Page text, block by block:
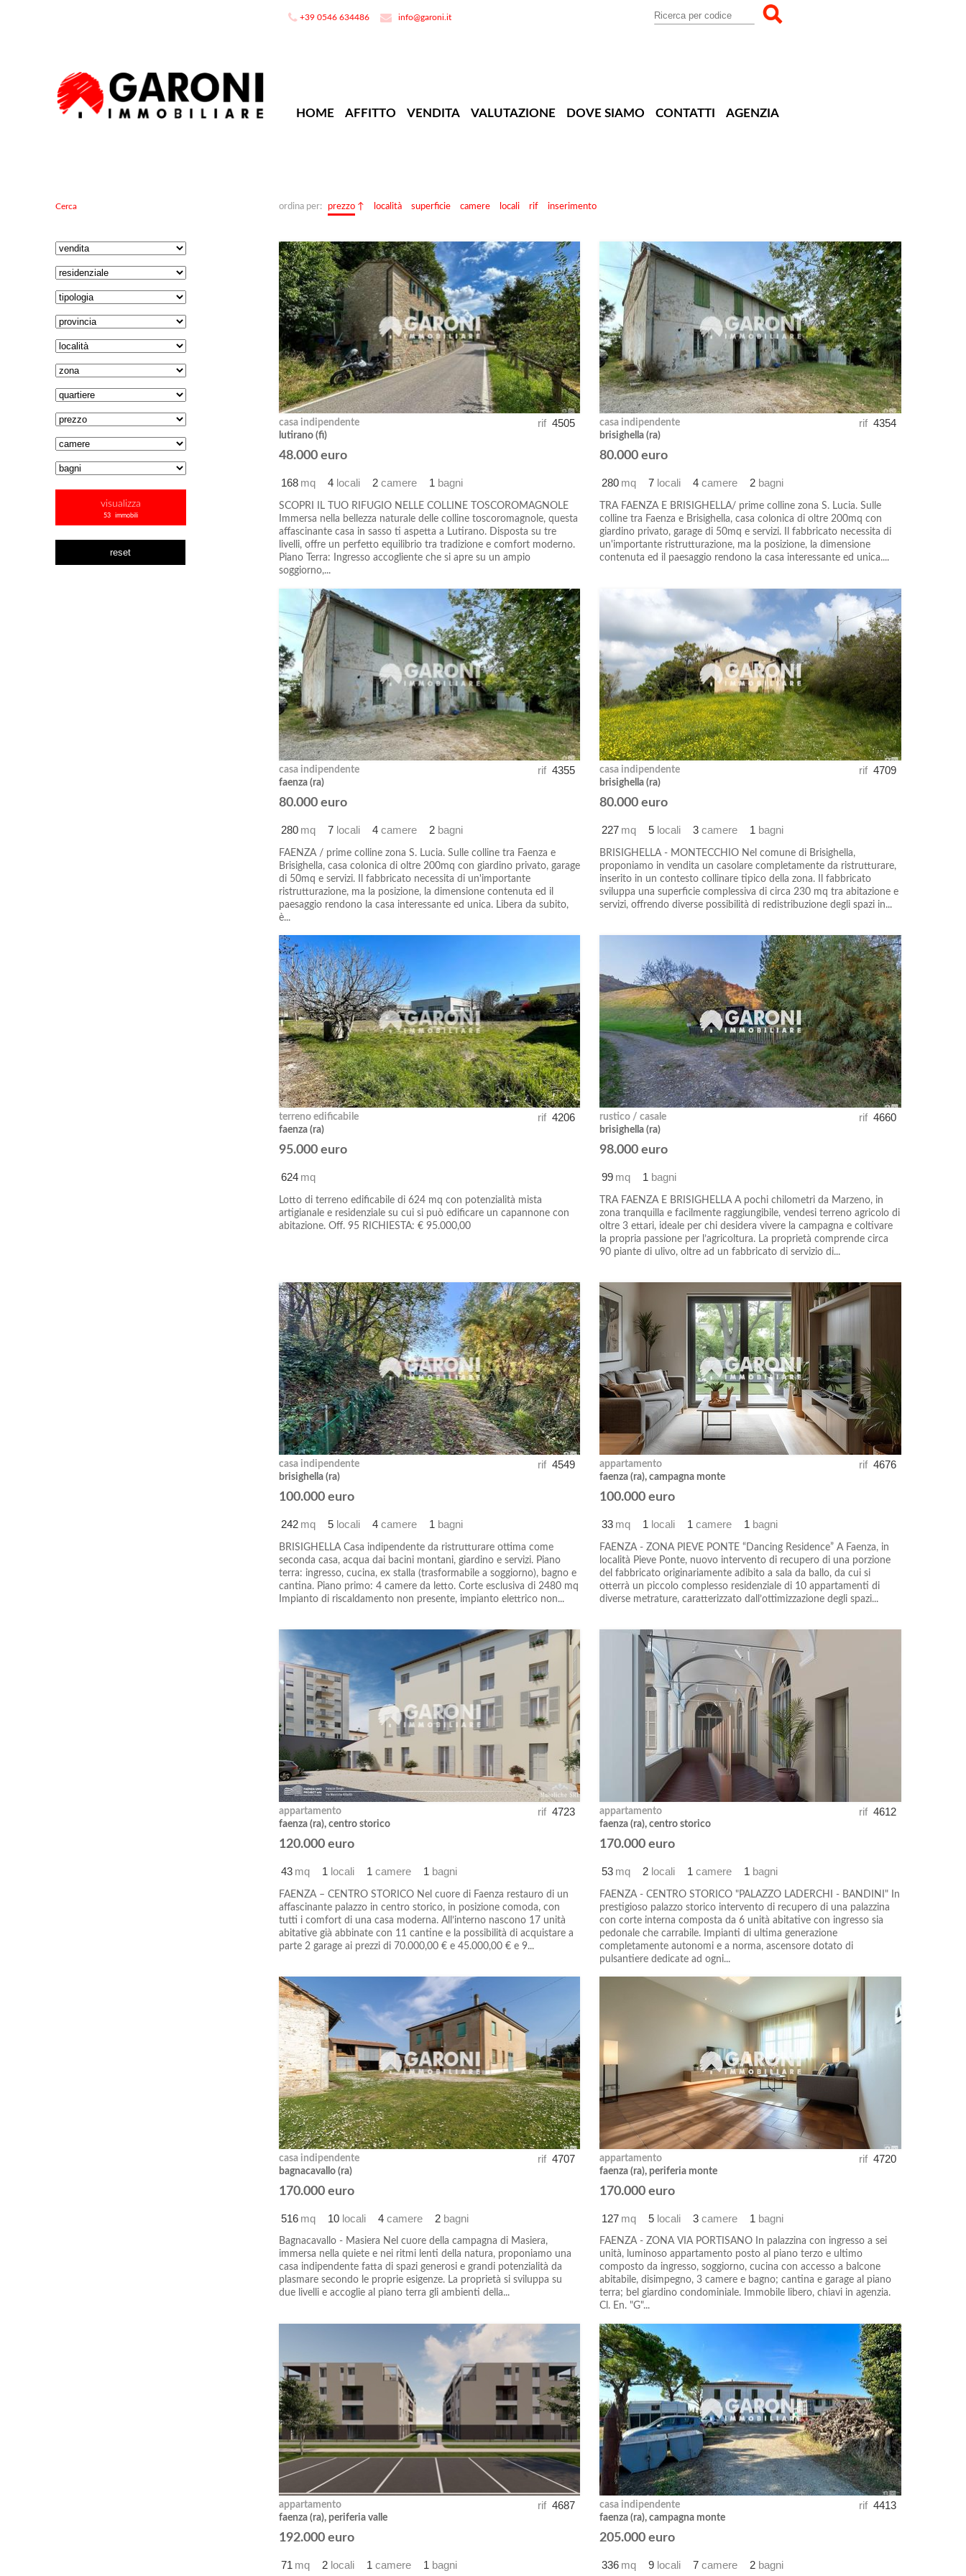
+39 0546 634486 info@garoni.it
HOME AFFITTO VENDITA VALUTAZIONE DOVE SIAMO CONTATTI AGENZIA
Cerca ordina per prezzo località superficie camere locali rif inserimento
visualizza
53 immobili
reset
casa indipendente rif 4505
lutirano (fi)
48.000 euro
168 mq 4 locali 2 camere 1 bagni
SCOPRI IL TUO RIFUGIO NELLE COLLINE TOSCOROMAGNOLE
Immersa nella bellezza naturale delle colline toscoromagnole, questa
affascinante casa in sasso ti aspetta a Lutirano. Disposta su tre
livelli, offre un perfetto equilibrio tra tradizione e comfort moderno.
Piano Terra: Ingresso accogliente che si apre su un ampio
soggiorno,...
casa indipendente rif 4354
brisighella (ra)
80.000 euro
280 mq 7 locali 4camere 2 bagni
TRA FAENZA E BRISIGHELLA/ prime colline zona S. Lucia. Sulle
colline tra Faenza e Brisighella, casa colonica di oltre 200mq con
giardino privato, garage di 50mq e servizi. Il fabbricato necessita di
un'importante ristrutturazione, ma la posizione, la dimensione
contenuta ed il paesaggio rendono la casa interessante ed unica....
casa indipendente rif 4355
faenza (ra)
80.000 euro
280 mq 7 locali 4 camere 2 bagni
FAENZA / prime colline zona S. Lucia. Sulle colline tra Faenza e
Brisighella, casa colonica di oltre 200mq con giardino privato, garage
di 50mq e servizi. Il fabbricato necessita di un'importante
ristrutturazione, ma la posizione, la dimensione contenuta ed il
paesaggio rendono la casa interessante ed unica. Libera da subito,
è...
casa indipendente rif 4709
brisighella (ra)
80.000 euro
227 mq 5 locali 3camere 1 bagni
BRISIGHELLA - MONTECCHIO Nel comune di Brisighella,
proponiamo in vendita un casolare completamente da ristrutturare,
inserito in un contesto collinare tipico della zona. Il fabbricato
sviluppa una superficie complessiva di circa 230 mq tra abitazione e
servizi, offrendo diverse possibilità di redistribuzione degli spazi in...
terreno edificabile rif 4206
faenza (ra)
95.000 euro
624 mq
Lotto di terreno edificabile di 624 mq con potenzialità mista
artigianale e residenziale su cui si può edificare un capannone con
abitazione. Off. 95 RICHIESTA: € 95.000,00
rustico / casale rif 4660
brisighella (ra)
98.000 euro
99 mq 1 bagni
TRA FAENZA E BRISIGHELLA A pochi chilometri da Marzeno, in
zona tranquilla e facilmente raggiungibile, vendesi terreno agricolo di
oltre 3 ettari, ideale per chi desidera vivere la campagna e coltivare
la propria passione per l’agricoltura. La proprietà comprende circa
90 piante di ulivo, oltre ad un fabbricato di servizio di...
casa indipendente rif 4549
brisighella (ra)
100.000 euro
242 mq 5 locali 4 camere 1 bagni
BRISIGHELLA Casa indipendente da ristrutturare ottima come
seconda casa, acqua dai bacini montani, giardino e servizi. Piano
terra: ingresso, cucina, ex stalla (trasformabile a soggiorno), bagno e
cantina. Piano primo: 4 camere da letto. Corte esclusiva di 2480 mq
Impianto di riscaldamento non presente, impianto elettrico non...
appartamento rif 4676
faenza (ra), campagna monte
100.000 euro
33 mq 1 locali 1camere 1 bagni
FAENZA - ZONA PIEVE PONTE “Dancing Residence” A Faenza, in
località Pieve Ponte, nuovo intervento di recupero di una porzione
del fabbricato originariamente adibito a sala da ballo, da cui si
otterrà un piccolo complesso residenziale di 10 appartamenti di
diverse metrature, caratterizzato dall’ottimizzazione degli spazi...
appartamento rif 4723
faenza (ra), centro storico
120.000 euro
43 mq 1 locali 1 camere 1 bagni
FAENZA – CENTRO STORICO Nel cuore di Faenza restauro di un
affascinante palazzo in centro storico, in posizione comoda, con
tutti i comfort di una casa moderna. All’interno nascono 17 unità
abitative già abbinate con 11 cantine e la possibilità di acquistare a
parte 2 garage ai prezzi di 70.000,00 € e 45.000,00 € e 9...
appartamento rif 4612
faenza (ra), centro storico
170.000 euro
53 mq 2 locali 1camere 1 bagni
FAENZA - CENTRO STORICO "PALAZZO LADERCHI - BANDINI" In
prestigioso palazzo storico intervento di recupero di una palazzina
con corte interna composta da 6 unità abitative con ingresso sia
pedonale che carrabile. Impianti di ultima generazione
completamente autonomi e a norma, ascensore dotato di
pulsantiere dedicate ad ogni...
casa indipendente rif 4707
bagnacavallo (ra)
170.000 euro
516 mq 10 locali 4 camere 2 bagni
Bagnacavallo - Masiera Nel cuore della campagna di Masiera,
immersa nella quiete e nei ritmi lenti della natura, proponiamo una
casa indipendente fatta di spazi generosi e grandi potenzialità da
plasmare secondo le proprie esigenze. La proprietà si sviluppa su
due livelli e accoglie al piano terra gli ambienti della...
appartamento rif 4720
faenza (ra), periferia monte
170.000 euro
127 mq 5 locali 3camere 1 bagni
FAENZA - ZONA VIA PORTISANO In palazzina con ingresso a sei
unità, luminoso appartamento posto al piano terzo e ultimo
composto da ingresso, soggiorno, cucina con accesso a balcone
abitabile, disimpegno, 3 camere e bagno; cantina e garage al piano
terra; bel giardino condominiale. Immobile libero, chiavi in agenzia.
Cl. En. "G"...
appartamento rif 4687
faenza (ra), periferia valle
192.000 euro
71 mq 2 locali 1 camere 1 bagni
casa indipendente rif 4413
faenza (ra), campagna monte
205.000 euro
336 mq 9 locali 7camere 2 bagni